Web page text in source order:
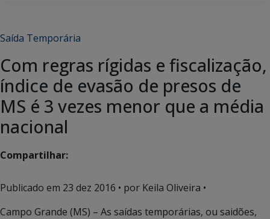
Saída Temporária
Com regras rígidas e fiscalização,
índice de evasão de presos de
MS é 3 vezes menor que a média
nacional
Compartilhar:
Publicado em 23 dez 2016 • por Keila Oliveira •
Campo Grande (MS) – As saídas temporárias, ou saidões,